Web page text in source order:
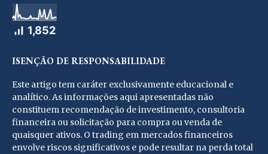
1,852
ISENÇÃO DE RESPONSABILIDADE
Este artigo tem caráter exclusivamente educacional e
analítico. As informações aqui apresentadas não
constituem recomendação de investimento, consultoria
financeira ou solicitação para compra ou venda de
quaisquer ativos. O trading em mercados financeiros
envolve riscos significativos e pode resultar na perda total